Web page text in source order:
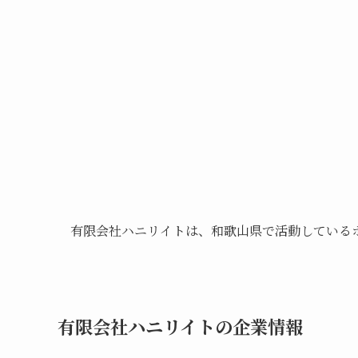
有限会社ハニリイトは、和歌山県で活動している
有限会社ハニリイトの企業情報